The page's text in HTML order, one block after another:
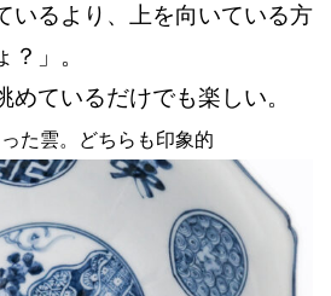
いるより、上を向いている方
」。
めているだけでも楽しい。
た雲。どちらも印象的